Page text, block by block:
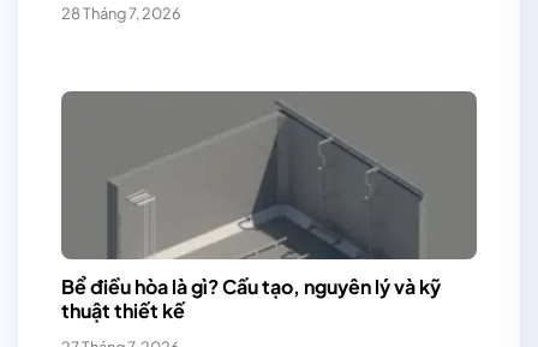
28 Tháng 7, 2026
Bể điều hòa là gì? Cấu tạo, nguyên lý và kỹ
thuật thiết kế